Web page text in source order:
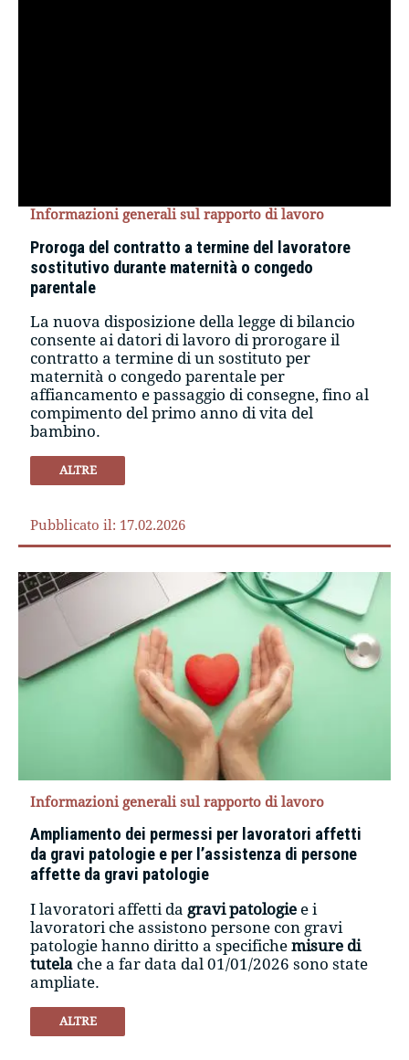
Informazioni generali sul rapporto di lavoro
Proroga del contratto a termine del lavoratore
sostitutivo durante maternità o congedo
parentale
La nuova disposizione della legge di bilancio
consente ai datori di lavoro di prorogare il
contratto a termine di un sostituto per
maternità o congedo parentale per
affiancamento e passaggio di consegne, fino al
compimento del primo anno di vita del
bambino.
ALTRE
Pubblicato il: 17.02.2026
Informazioni generali sul rapporto di lavoro
Ampliamento dei permessi per lavoratori affetti
da gravi patologie e per l’assistenza di persone
affette da gravi patologie
I lavoratori affetti dagravipatologie e i
lavoratori che assistono persone con gravi
patologie hanno diritto a specifichemisure di
tutela che a far data dal 01/01/2026 sono state
ampliate.
ALTRE